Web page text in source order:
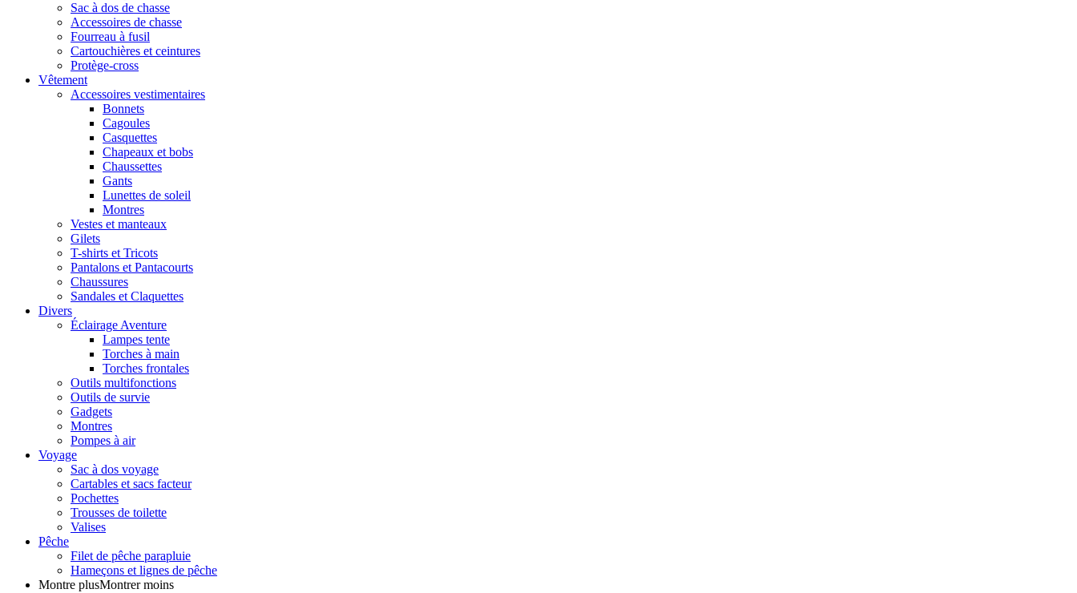
Sac à dos de chasse
Accessoires de chasse
Fourreau à fusil
Cartouchières et ceintures
Protège-cross
Vêtement
Accessoires vestimentaires
Bonnets
Cagoules
Casquettes
Chapeaux et bobs
Chaussettes
Gants
Lunettes de soleil
Montres
Vestes et manteaux
Gilets
T-shirts et Tricots
Pantalons et Pantacourts
Chaussures
Sandales et Claquettes
Divers
Éclairage Aventure
Lampes tente
Torches à main
Torches frontales
Outils multifonctions
Outils de survie
Gadgets
Montres
Pompes à air
Voyage
Sac à dos voyage
Cartables et sacs facteur
Pochettes
Trousses de toilette
Valises
Pêche
Filet de pêche parapluie
Hameçons et lignes de pêche
Montre plusMontrer moins